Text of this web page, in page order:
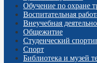
Обучение по охране
Воспитательная
Внеучебная
Общежитие
Студенческий
Спорт
Библиотека и музей